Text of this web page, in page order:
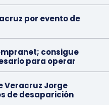
por evento de
consigue
para operar
Veracruz Jorge
de desaparición